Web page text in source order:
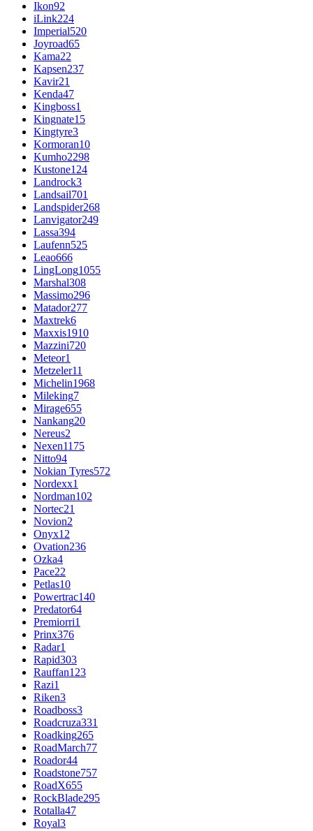
Ikon92
iLink224
Imperial520
Joyroad65
Kama22
Kapsen237
Kavir21
Kenda47
Kingboss1
Kingnate15
Kingtyre3
Kormoran10
Kumho2298
Kustone124
Landrock3
Landsail701
Landspider268
Lanvigator249
Lassa394
Laufenn525
Leao666
LingLong1055
Marshal308
Massimo296
Matador277
Maxtrek6
Maxxis1910
Mazzini720
Meteor1
Metzeler11
Michelin1968
Mileking7
Mirage655
Nankang20
Nereus2
Nexen1175
Nitto94
Nokian Tyres572
Nordexx1
Nordman102
Nortec21
Novion2
Onyx12
Ovation236
Ozka4
Pace22
Petlas10
Powertrac140
Predator64
Premiorri1
Prinx376
Radar1
Rapid303
Rauffan123
Razi1
Riken3
Roadboss3
Roadcruza331
Roadking265
RoadMarch77
Roador44
Roadstone757
RoadX655
RockBlade295
Rotalla47
Royal3